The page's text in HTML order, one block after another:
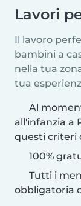
Lavori
Il lavoro
bambini a
nella tua
tua
Al
all'infanzia a
questi criteri
100%
Tutti i
obbligatoria